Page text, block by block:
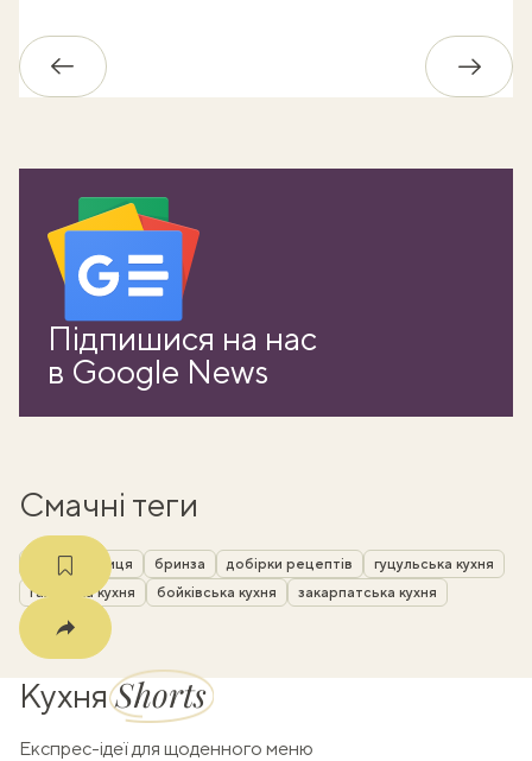
Назад
Підпишися на нас
в Google News
Смачні теги
у чому різниця бринза добірки рецептів
гуцульська кухня
галицька кухня
бойківська кухня закарпатська кухня
КухняShorts
Експрес-ідеї для щоденного меню